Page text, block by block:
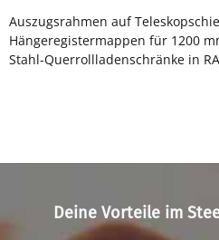
Auszugsrahmen auf
Hängeregistermappen für 1200
Stahl-Querrollladenschränke in
Deine Vorteile im